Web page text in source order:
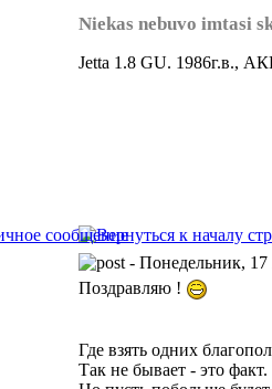
Niekas nebuvo imtasi
Jеttа 1.8 GU. 1986г.в.,
- Понедельник, 17
Поздравляю !
Где взять одних
Так не бывает - это факт.